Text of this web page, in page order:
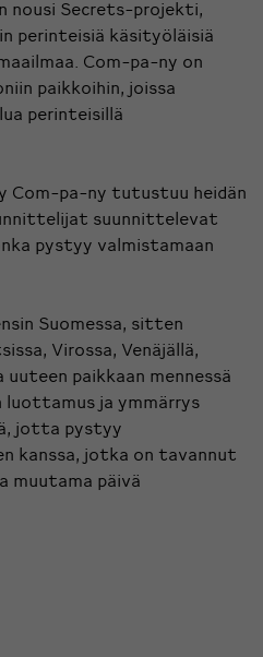
nousi Secrets-projekti,
käsityöläisiä
Com-pa-ny on
paikkoihin, joissa
perinteisillä
Com-pa-ny tutustuu heidän
suunnittelevat
pystyy valmistamaan
Suomessa, sitten
Virossa, Venäjällä,
uuteen paikkaan mennessä
ja ymmärrys
jotta pystyy
kanssa, jotka on tavannut
muutama päivä